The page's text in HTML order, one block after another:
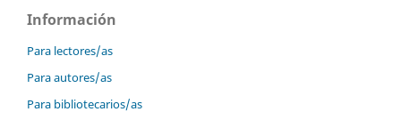
Información
Para lectores/as
Para autores/as
Para bibliotecarios/as